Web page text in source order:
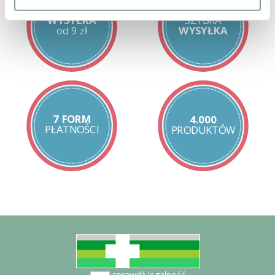
nadkwaśność
alergie pokarmowe
Sytuacje powodujące zaburzenia równowagi mikroflory jelit:
przyjmowanie antybiotyków
infekcje
niewłaściwa dieta
zmiana pożywienia (szczególnie w podróżach)
stres
wiek – starzenie się
Synbiotyk bliski ideału.Synbiotyk = żywe kultury bakterii+ składnik
Synbiotyk jest połączeniem żywych kultur bakterii ze
technologii enkapsulacji MURE®, zapewnia większą
przeżywalność bakterii zawartych
w MULTILAC® w porównaniu do innych preparatów
zawierających żywe szczepy bakterii dostępnych na
WYSYŁKA
od 9 zł
SZYBKA
WYSYŁKA
7 FORM
PŁATNOŚCI
4.000
PRODUKTÓW